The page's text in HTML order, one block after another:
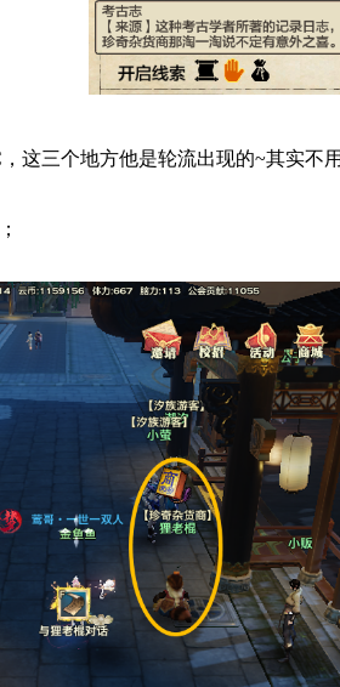
三个地方他是轮流出现的~其实不